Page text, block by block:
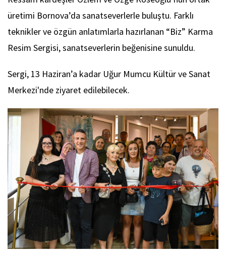
üretimi Bornova’da sanatseverlerle buluştu. Farklı
teknikler ve özgün anlatımlarla hazırlanan “Biz” Karma
Resim Sergisi, sanatseverlerin beğenisine sunuldu.
Sergi, 13 Haziran’a kadar Uğur Mumcu Kültür ve Sanat
Merkezi'nde ziyaret edilebilecek.